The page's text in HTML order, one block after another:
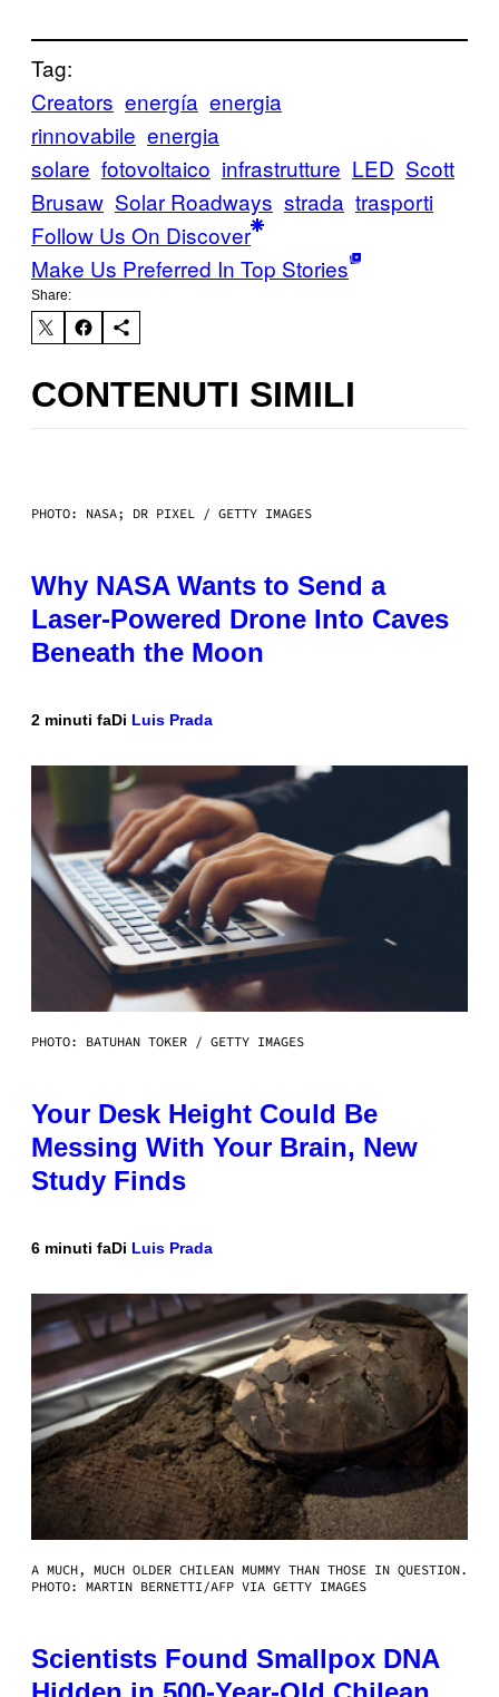
Tag:
Creators energía energia
rinnovabile energia
solare fotovoltaico infrastrutture LED Scott
Brusaw Solar Roadways strada trasporti
Follow Us On Discover
Make Us Preferred In Top Stories
Share:
CONTENUTI SIMILI
PHOTO: NASA; DR PIXEL / GETTY IMAGES
Why NASA Wants to Send a
Laser-Powered Drone Into Caves
Beneath the Moon
2 minuti faDi Luis Prada
PHOTO: BATUHAN TOKER / GETTY IMAGES
Your Desk Height Could Be
Messing With Your Brain, New
Study Finds
6 minuti faDi Luis Prada
A MUCH, MUCH OLDER CHILEAN MUMMY THAN THOSE IN QUESTION.
PHOTO: MARTIN BERNETTI/AFP VIA GETTY IMAGES
Scientists Found Smallpox DNA